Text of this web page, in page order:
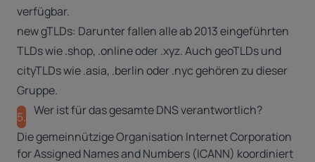
verfügbar.
new gTLDs: Darunter fallen alle ab 2013 eingeführten
TLDs wie .shop, .online oder .xyz. Auch geoTLDs und
cityTLDswie .asia, .berlin oder .nyc gehören zu dieser
Gruppe.
5. Wer ist für das gesamte DNS verantwortlich?
Die gemeinnützige Organisation Internet Corporation
for Assigned Names and Numbers (ICANN) koordiniert